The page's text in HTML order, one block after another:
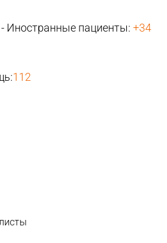
Иностранные пациенты: +34
112